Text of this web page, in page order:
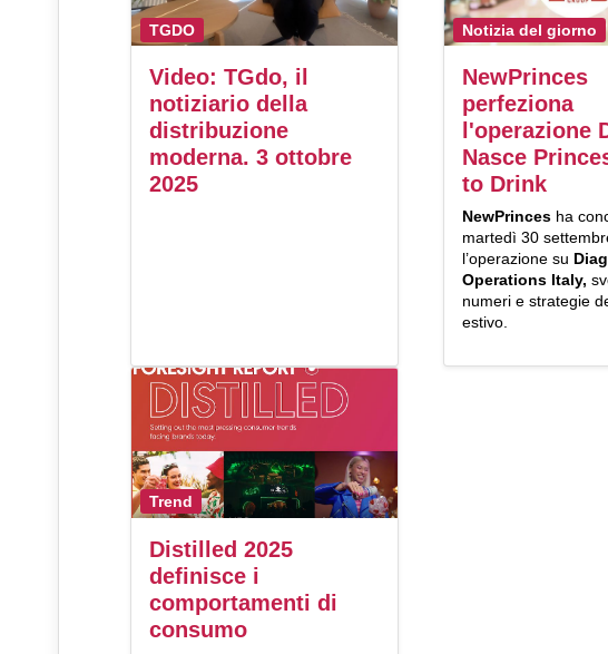
TGDO
Video: TGdo, il
notiziario della
distribuzione
moderna. 3 ottobre
2025
Notizia del giorno
NewPrinces
perfeziona
l'operazione
Nasce
to Drink
NewPrinces ha
martedì 30
l’operazione su
Operations Italy,
numeri e strategie
estivo.
Trend
Distilled 2025
definisce i
comportamenti di
consumo